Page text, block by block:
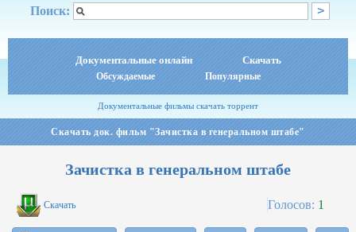
Поиск:
Документальные онлайн Скачать
Обсуждаемые Популярные
Документальные фильмы скачать торрент
Скачать док. фильм "Зачистка в генеральном штабе"
Зачистка в генеральном штабе
Скачать Голосов: 1